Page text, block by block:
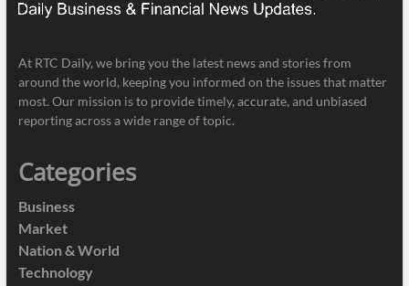
At RTC Daily, we bring you the latest news and stories from
around the world, keeping you informed on the issues that matter
most. Our mission is to provide timely, accurate, and unbiased
reporting across a wide range of topic.
Categories
Business
Market
Nation & World
Technology